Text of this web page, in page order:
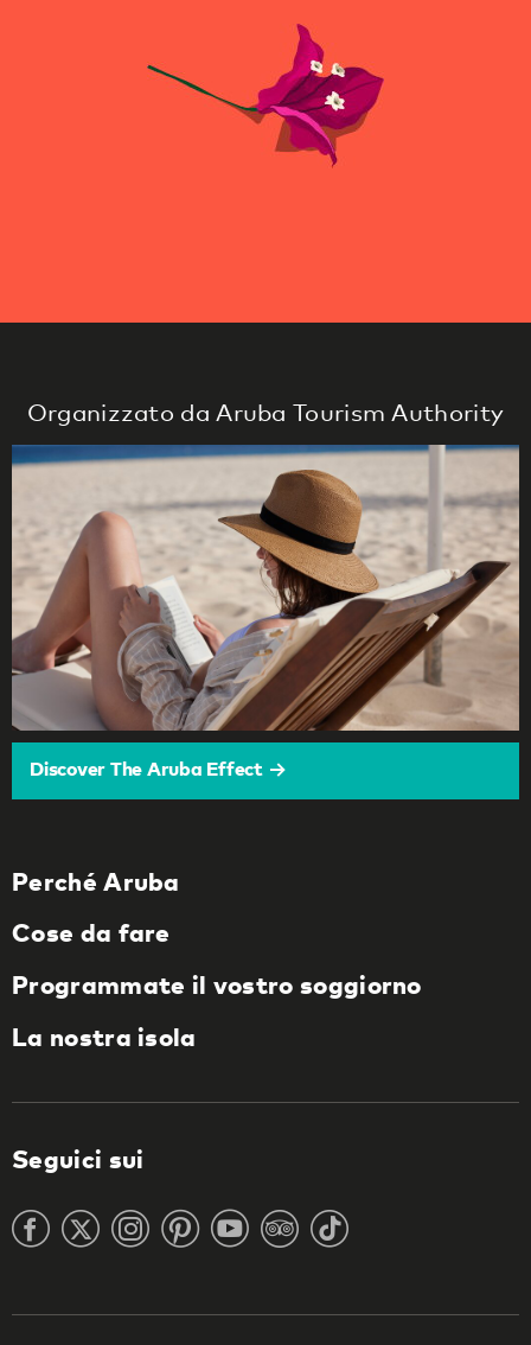
Organizzato da Aruba Tourism Authority
Discover The Aruba Effect
Perché Aruba
Cose da fare
Programmate il vostro soggiorno
La nostra isola
Seguici sui